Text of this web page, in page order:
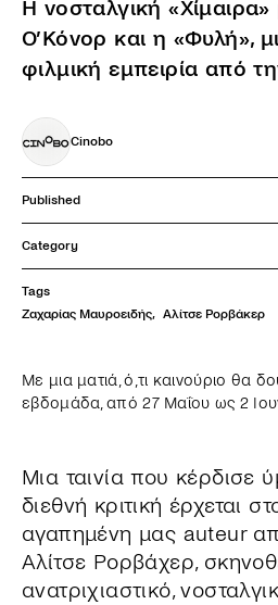
Η νοσταλγική «Χίμαιρα»
Ο’Κόνορ και η «Φυλή»,
φιλμική εμπειρία από
Cinobo
Published
Category
Tags
Ζαχαρίας Μαυροειδής, Αλίτσε Ρορβάκερ
Με μια ματιά, ό,τι καινούριο θα
εβδομάδα, από 27 Μαΐου ως 2
Μια ταινία που κέρδισε
διεθνή κριτική έρχεται
αγαπημένη μας auteur
Αλίτσε Ρορβάχερ,
ανατριχιαστικό,